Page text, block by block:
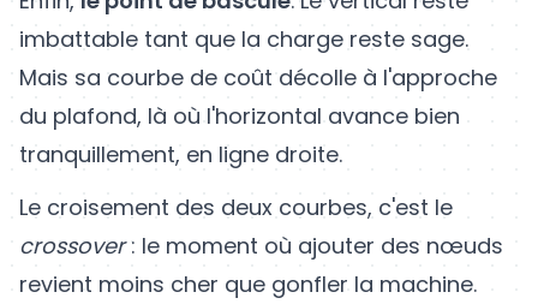
imbattable tant que la charge reste sage.
Mais sa courbe de coût décolle à l'approche
du plafond, là où l'horizontal avance bien
tranquillement, en ligne droite.
Le croisement des deux courbes, c'est le
crossover: le moment où ajouter des nœuds
revient moins cher que gonfler la machine.